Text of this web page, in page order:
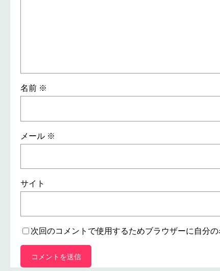
名前 ※
メール ※
サイト
次回のコメントで使用するためブラウザーに自分